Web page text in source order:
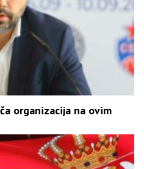
organizacija na ovim